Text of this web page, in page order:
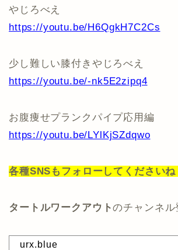
やじろべえ
https://youtu.be/H6QgkH7C2Cs
少し難しい膝付きやじろべえ
https://youtu.be/-nk5E2zipq4
お腹痩せプランクパイプ応用編
https://youtu.be/LYlKjSZdqwo
各種SNS もフォローしてくださいね
タートルワークアウトのチャンネル
urx.blue